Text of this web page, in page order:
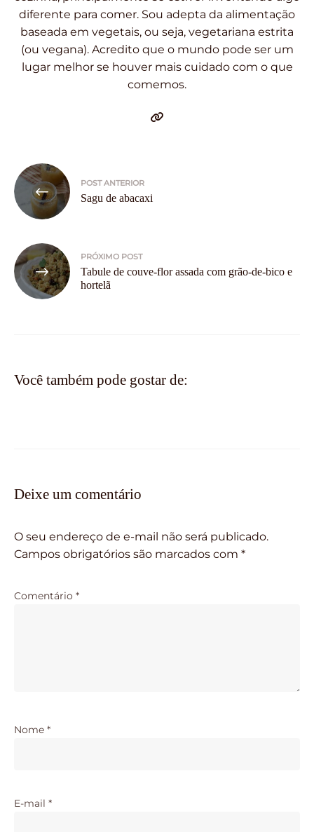
diferente para comer. Sou adepta da alimentação
baseada em vegetais, ou seja, vegetariana estrita
(ou vegana). Acredito que o mundo pode ser um
lugar melhor se houver mais cuidado com o que
comemos.
Navegação
de
Post
POST ANTERIOR
Sagu de abacaxi
PRÓXIMO POST
Tabule de couve-flor assada com grão-de-bico e
hortelã
Você também pode gostar de:
Deixe um comentário
O seu endereço de e-mail não será publicado.
Campos obrigatórios são marcados com *
Comentário *
Nome *
E-mail *